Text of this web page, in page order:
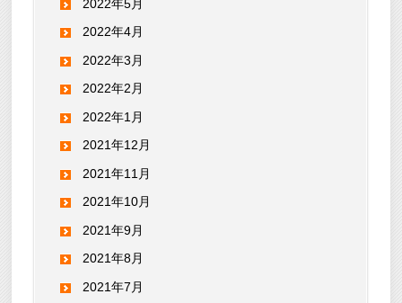
2022年5月
2022年4月
2022年3月
2022年2月
2022年1月
2021年12月
2021年11月
2021年10月
2021年9月
2021年8月
2021年7月